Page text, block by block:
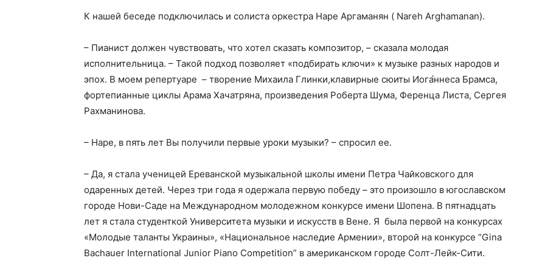
К нашей беседе подключилась и солиста оркестра Наре Аргаманян ( Nareh Arghamanan).
– Пианист должен чувствовать, что хотел сказать композитор, – сказала молодая
исполнительница. – Такой подход позволяет «подбирать ключи» к музыке разных народов и
эпох. В моем репертуаре – творение Михаила Глинки,клавирные сюиты Иога́ннеса Брамса,
фортепианные циклы Арама Хачатряна, произведения Роберта Шума, Ференца Листа, Сергея
Рахманинова.
– Наре, в пять лет Вы получили первые уроки музыки? – спросил ee.
– Да, я стала ученицей Ереванской музыкальной школы имени Петра Чайковского для
одаренных детей. Через три года я одержала первую победу – это произошло в югославском
городе Нови-Саде на Международном молодежном конкурсе имени Шопена. В пятнадцать
лет я стала студенткой Университета музыки и искусств в Вене. Я была первой на конкурсах
«Молодые таланты Украины», «Национальное наследие Армении», второй на конкурсе “Gina
Bachauer International Junior Piano Competition” в американском городе Солт-Лейк-Сити.